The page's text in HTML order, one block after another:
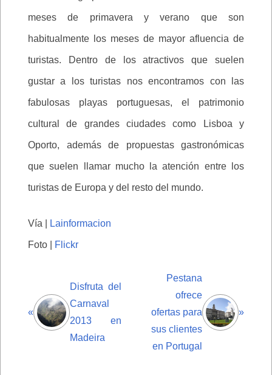
meses de primavera y verano que son
habitualmente los meses de mayor afluencia de
turistas. Dentro de los atractivos que suelen
gustar a los turistas nos encontramos con las
fabulosas playas portuguesas, el patrimonio
cultural de grandes ciudades como Lisboa y
Oporto, además de propuestas gastronómicas
que suelen llamar mucho la atención entre los
turistas de Europa y del resto del mundo.
Vía | Lainformacion
Foto | Flickr
«
Disfruta del
Carnaval
2013 en
Madeira
Pestana
ofrece
ofertas para
sus clientes
en Portugal
»